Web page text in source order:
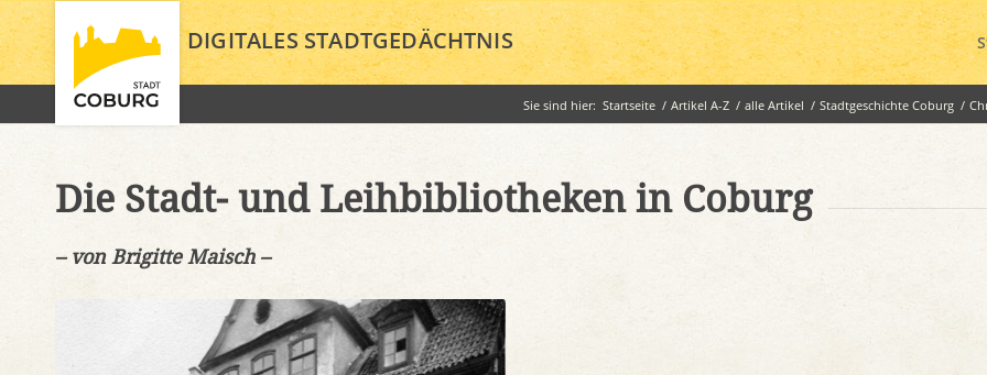
DIGITALES STADTGEDÄCHTNIS
Sie sind hier: Startseite / Artikel A-Z / alle Artikel / Stadtgeschichte Coburg /
Die Stadt- und Leihbibliotheken in Coburg
– von Brigitte Maisch –